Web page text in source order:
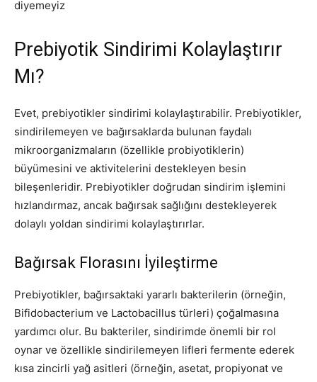
diyemeyiz
Prebiyotik Sindirimi Kolaylaştırır
Mı?
Evet, prebiyotikler sindirimi kolaylaştırabilir. Prebiyotikler,
sindirilemeyen ve bağırsaklarda bulunan faydalı
mikroorganizmaların (özellikle probiyotiklerin)
büyümesini ve aktivitelerini destekleyen besin
bileşenleridir. Prebiyotikler doğrudan sindirim işlemini
hızlandırmaz, ancak bağırsak sağlığını destekleyerek
dolaylı yoldan sindirimi kolaylaştırırlar.
Bağırsak Florasını İyileştirme
Prebiyotikler, bağırsaktaki yararlı bakterilerin (örneğin,
Bifidobacterium ve Lactobacillus türleri) çoğalmasına
yardımcı olur. Bu bakteriler, sindirimde önemli bir rol
oynar ve özellikle sindirilemeyen lifleri fermente ederek
kısa zincirli yağ asitleri (örneğin, asetat, propiyonat ve